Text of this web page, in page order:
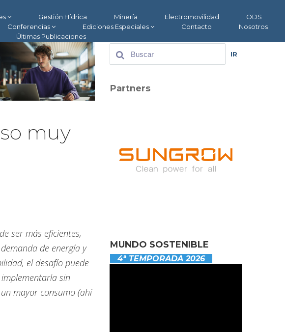
Gestión Hídrica Minería Electromovilidad
ODS
Conferencias Ediciones Especiales Contacto
Nosotros
Últimas Publicaciones
muy
ser más eficientes,
de energía y
el desafío puede
sin
mayor consumo (ahí
IR
Partners
MUNDO SOSTENIBLE
4ª TEMPORADA 2026